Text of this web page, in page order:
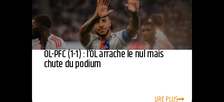
OL-PFC (1-1) : l’OL arrache le nul mais
chute du podium
LIRE PLUS